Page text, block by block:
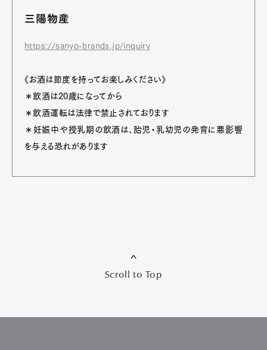
三陽物産
https://sanyo-brands.jp/inquiry
《お酒は節度を持ってお楽しみください》
＊飲酒は20歳になってから
＊飲酒運転は法律で禁止されております
＊妊娠中や授乳期の飲酒は、胎児・乳幼児の発育に悪影響
を与える恐れがあります
Scroll to Top